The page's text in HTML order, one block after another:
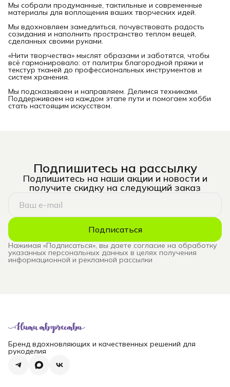
Мы собрали продуманные, тактильные и современные
материалы для воплощения ваших творческих идей.
Мы вдохновляем замедлиться, почувствовать радость
созидания и наполнить пространство теплом вещей,
сделанных своими руками.
«Нити творчества» мыслят образами и заботятся, чтобы
всё гармонировало: от палитры благородной пряжи и
текстур тканей до профессиональных инструментов и
систем хранения.
Мы подсказываем и направляем. Делимся техниками.
Поддерживаем на каждом этапе пути и помогаем хобби
стать настоящим искусством.
Подпишитесь на рассылку
Подпишитесь на наши акции и новости и
получите скидку на следующий заказ
Подписаться
Нажимая «Подписаться», вы даете согласие на обработку
указанных персональных данных в целях получения
информационной и рекламной рассылки
Бренд вдохновляющих и качественных решений для
рукоделия